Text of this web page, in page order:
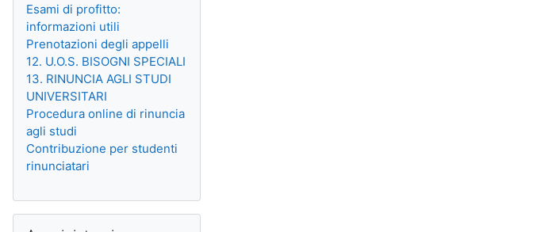
Esami di profitto:
informazioni utili
Prenotazioni degli appelli
12. U.O.S. BISOGNI SPECIALI
13. RINUNCIA AGLI STUDI
UNIVERSITARI
Procedura online di rinuncia
agli studi
Contribuzione per studenti
rinunciatari